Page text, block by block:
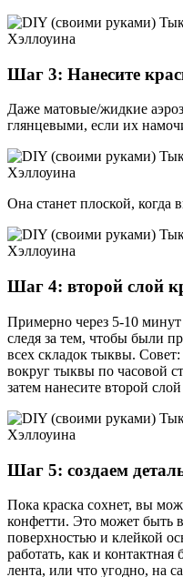
Шаг 3: Нанесите
Даже матовые/жидкие
глянцевыми, если их
Она станет плоской, когда
Шаг 4: второй слой
Примерно через 5-10 минут
следя за тем, чтобы были
всех складок тыквы.
вокруг тыквы по часовой
затем нанесите второй
Шаг 5: создаем
Пока краска сохнет, вы
конфетти. Это может быть
поверхностью и клейкой
работать, как и
лента, или что угодно, на